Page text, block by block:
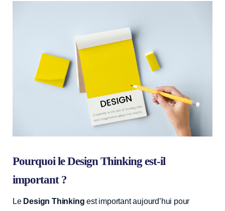
Pourquoi le Design Thinking est-il
important ?
Le Design Thinking est important aujourd’hui pour